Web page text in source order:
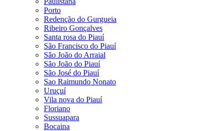
Porto
Redenção do Gurgueia
Ribeiro Gonçalves
Santa rosa do Piauí
São Francisco do Piauí
São João do Arraial
São João do Piauí
São José do Piauí
Sao Raimundo Nonato
Uruçuí
Vila nova do Piauí
Floriano
Sussuapara
Bocaina